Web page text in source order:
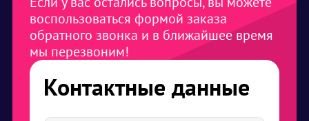
воспользоваться формой заказа
обратного звонка и в ближайшее время
мы перезвоним!
Контактные данные